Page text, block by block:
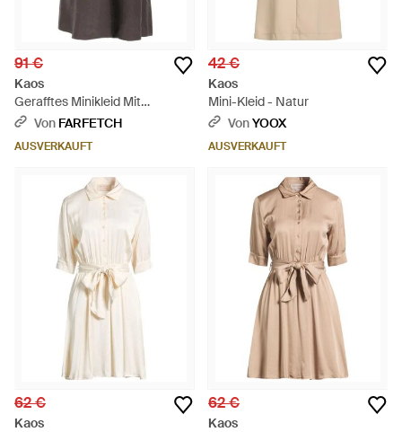
91 €
Kaos
Gerafftes Minikleid Mit
Schleifenverschluss - Braun
Von FARFETCH
AUSVERKAUFT
42 €
Kaos
Mini-Kleid - Natur
VonYOOX
AUSVERKAUFT
62 €
Kaos
62 €
Kaos